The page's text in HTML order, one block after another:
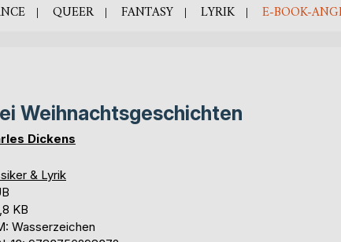
QUEER FANTASY LYRIK E-BOOK-
Weihnachtsgeschichten
Dickens
& Lyrik
KB
Wasserzeichen